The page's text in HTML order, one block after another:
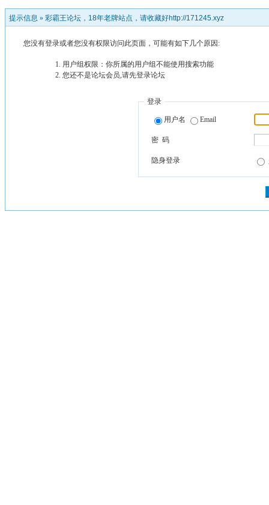
提示信息 » 彩霸王论坛，18年老牌站点，请收藏好http://171245.xyz
您没有登录或者您没有权限访问此页面，可能有如下几个原因:
用户组权限：你所属的用户组不能使用搜索功能
您还不是论坛会员,请先登录论坛
登录
用户名 Email
密 码
隐身登录